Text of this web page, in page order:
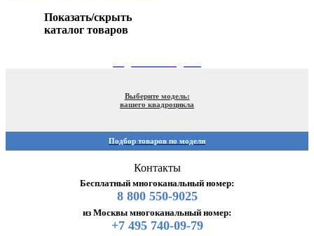
Показать/скрыть
каталог товаров
Выберите модель:
вашего квадроцикла
Подбор товаров по модели
Контакты
Бесплатный многоканальный номер:
8 800 550-9025
из Москвы многоканальный номер:
+7 495 740-09-79